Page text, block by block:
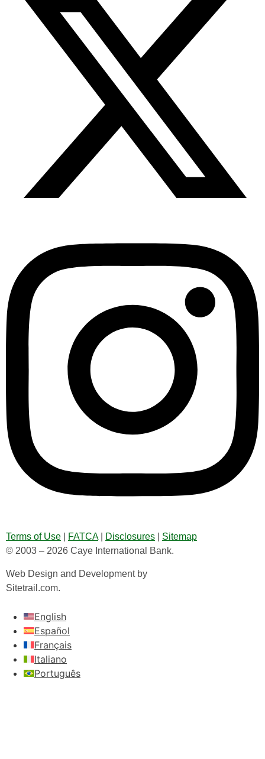
Terms of Use FATCA| Disclosures
Sitemap
© 2003 – 2026 Caye International Bank.
Web Design and Development by
Sitetrail.com.
English
Español
Français
Italiano
Português